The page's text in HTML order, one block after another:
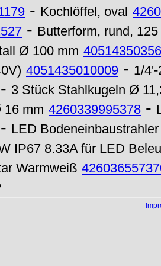
- Kochlöffel, oval
- Butterform, rund,
Ø 100 mm
4051435010009 - 1/
- 3 Stück Stahlkugeln Ø
16 mm 4260339995378 -
- LED
IP67 8.33A für LED
Warmweiß